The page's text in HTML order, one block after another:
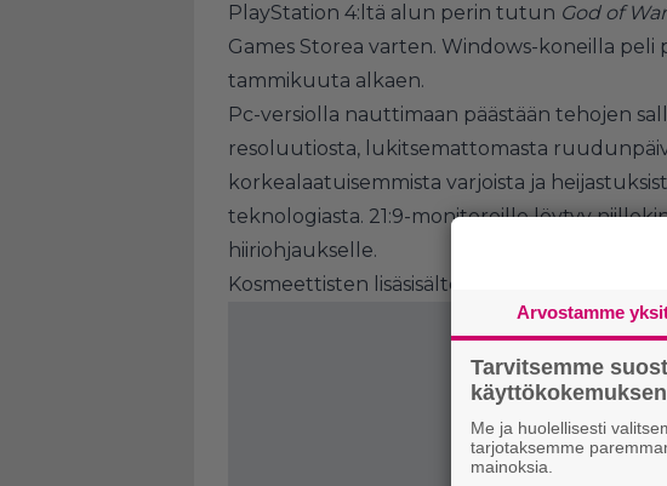
PlayStation 4:ltä alun perin tutun God of
Games Storea varten. Windows-koneilla peli
tammikuuta alkaen.
Pc-versiolla nauttimaan päästään tehojen
resoluutiosta, lukitsemattomasta
korkealaatuisemmista varjoista ja
teknologiasta. 21:9-monitoreille löytyy
hiiriohjaukselle.
Kosmeettisten lisäsisältöjen osalta mukaan
Arvostamme
Tarvitsemme
käyttökokemuksen
Me ja huolellisesti
tarjotaksemme
mainoksia.